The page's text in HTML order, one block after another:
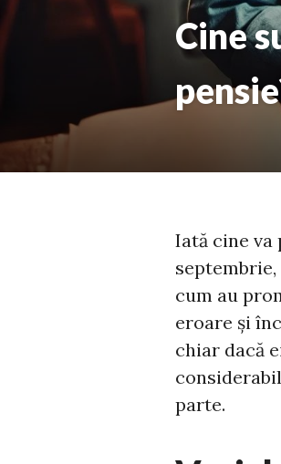
Cine
Iată cine va
cum au
eroare și
chiar dacă
parte.